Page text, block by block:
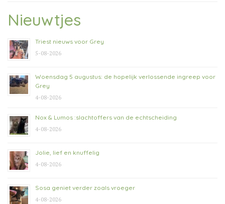
Nieuwtjes
Triest nieuws voor Grey
5-08-2026
Woensdag 5 augustus: de hopelijk verlossende ingreep voor
Grey
4-08-2026
Nox & Lumos :slachtoffers van de echtscheiding
4-08-2026
Jolie, lief en knuffelig
4-08-2026
Sosa geniet verder zoals vroeger
4-08-2026